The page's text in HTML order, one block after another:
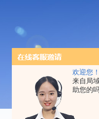
欢迎您！
来自局
助您的